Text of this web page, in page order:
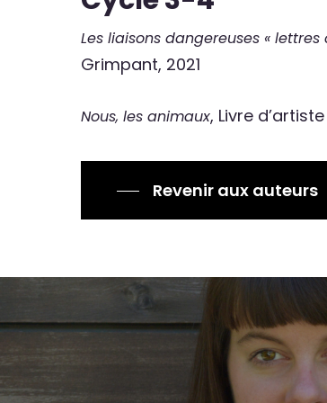
Les liaisons dangereuses «
Grimpant, 2021
Nous, les animaux, Livre
Revenir aux auteurs